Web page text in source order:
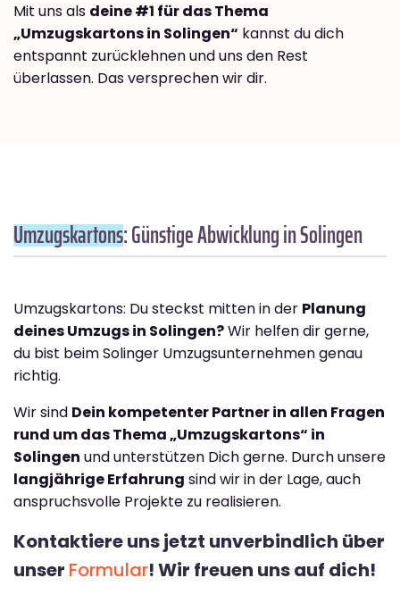
Mit uns als deine #1 für das Thema
„Umzugskartons in Solingen“ kannst du dich
entspannt zurücklehnen und uns den Rest
überlassen. Das versprechen wir dir.
Umzugskartons: Günstige Abwicklung in Solingen
Umzugskartons: Du steckst mitten in der Planung
deines Umzugs in Solingen?Wir helfen dir gerne,
du bist beim Solinger Umzugsunternehmen genau
richtig.
Wir sind Dein kompetenter Partner in allen Fragen
rund um das Thema „Umzugskartons“ in
Solingen und unterstützen Dich gerne. Durch unsere
langjährige Erfahrung sind wir in der Lage, auch
anspruchsvolle Projekte zu realisieren.
Kontaktiere uns jetzt unverbindlich über
unser Formular! Wir freuen uns auf dich!